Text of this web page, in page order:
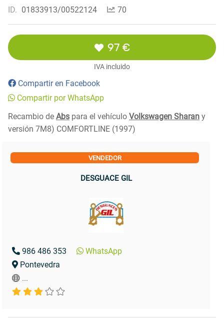
ID. 01833913/00522124 70
97 €
IVA incluido
Compartir en Facebook
Compartir por WhatsApp
Recambio de Abs para el vehículo Volkswagen Sharan y
versión 7M8) COMFORTLINE (1997)
VENDEDOR
DESGUACE GIL
986 486 353
WhatsApp
Pontevedra
...